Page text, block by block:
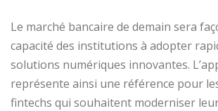
Le marché bancaire de demain sera
capacité des institutions à adopter
solutions numériques innovantes.
représente ainsi une référence pour
fintechs qui souhaitent moderniser